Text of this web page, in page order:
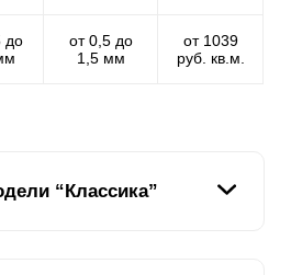
до
от 0,5 до
1,5 мм
от 1039
руб. кв.м.
“Классика”